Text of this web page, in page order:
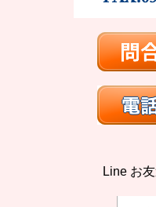
Line お